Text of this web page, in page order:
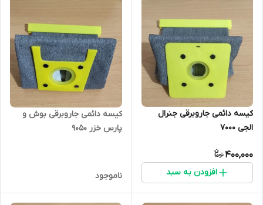
کیسه دائمی جاروبرقی جنرال
الجی 7000
400,000
افزودن به سبد
کیسه دائمی جاروبرقی بوش و
پارس خزر 9050
ناموجود